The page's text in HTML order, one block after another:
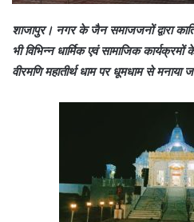
शाजापुर। नगर के जैन समाजजनों द्वारा
भी विभिन्न धार्मिक एवं सामाजिक
वीरमणि महातीर्थ धाम पर धूमधाम से मनाया